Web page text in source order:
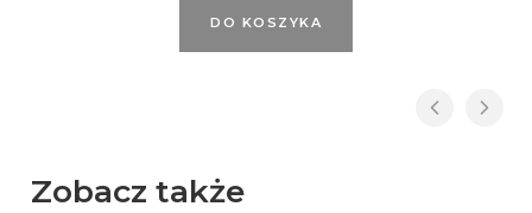
DO KOSZYKA
Zobacz także